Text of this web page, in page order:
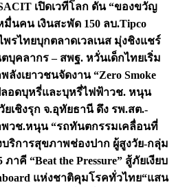
เปิดเวทีโลก ดัน “ของขวัญ
นคน เงินสะพัด 150 ลบ.Tipco
พรไทยบุกตลาดเวลเนส มุ่งชิงแชร์
บุคลากร – สพฐ. หวั่นเด็กไทยเริ่ม
งเยาวชนจัดงาน “Zero Smoke
ลอดบุหรี่และบุหรี่ไฟฟ้าวช. หนุน
เชิงรุก จ.อุทัยธานี ดึง รพ.สต.-
วช.หนุน “รถทันตกรรมเคลื่อนที่
บริการสุขภาพช่องปาก ผู้สูงวัย-กลุ่ม
ภาคี “Beat the Pressure” สู้ภัยเงียบ
แห่งชาติคุมโรคทั่วไทย“แสน